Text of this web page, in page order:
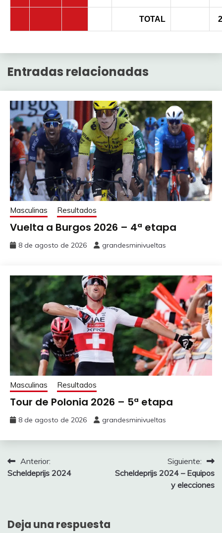
TOTAL
Entradas relacionadas
Masculinas Resultados
Vuelta a Burgos 2026 – 4ª etapa
8 de agosto de 2026 grandesminivueltas
Masculinas Resultados
Tour de Polonia 2026 – 5ª etapa
8 de agosto de 2026 grandesminivueltas
Navegación
de
Anterior:
Scheldeprijs 2024
Siguiente:
Scheldeprijs 2024 – Equipos
y elecciones
Deja una respuesta